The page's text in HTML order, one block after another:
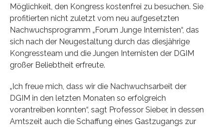
Möglichkeit, den Kongress kostenfrei zu besuchen. Sie
profitierten nicht zuletzt vom neu aufgesetzten
Nachwuchsprogramm „Forum Junge Internisten“, das
sich nach der Neugestaltung durch das diesjährige
Kongressteam und die Jungen Internisten der DGIM
großer Beliebtheit erfreute.
„Ich freue mich, dass wir die Nachwuchsarbeit der
DGIM in den letzten Monaten so erfolgreich
vorantreiben konnten“, sagt Professor Sieber, in dessen
Amtszeit auch die Schaffung eines Gastzugangs zur